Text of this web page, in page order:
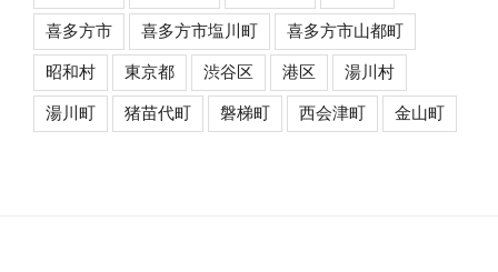
喜多方市 喜多方市塩川町 喜多方市山都町
昭和村 東京都 渋谷区 港区 湯川村
湯川町 猪苗代町 磐梯町 西会津町 金山町